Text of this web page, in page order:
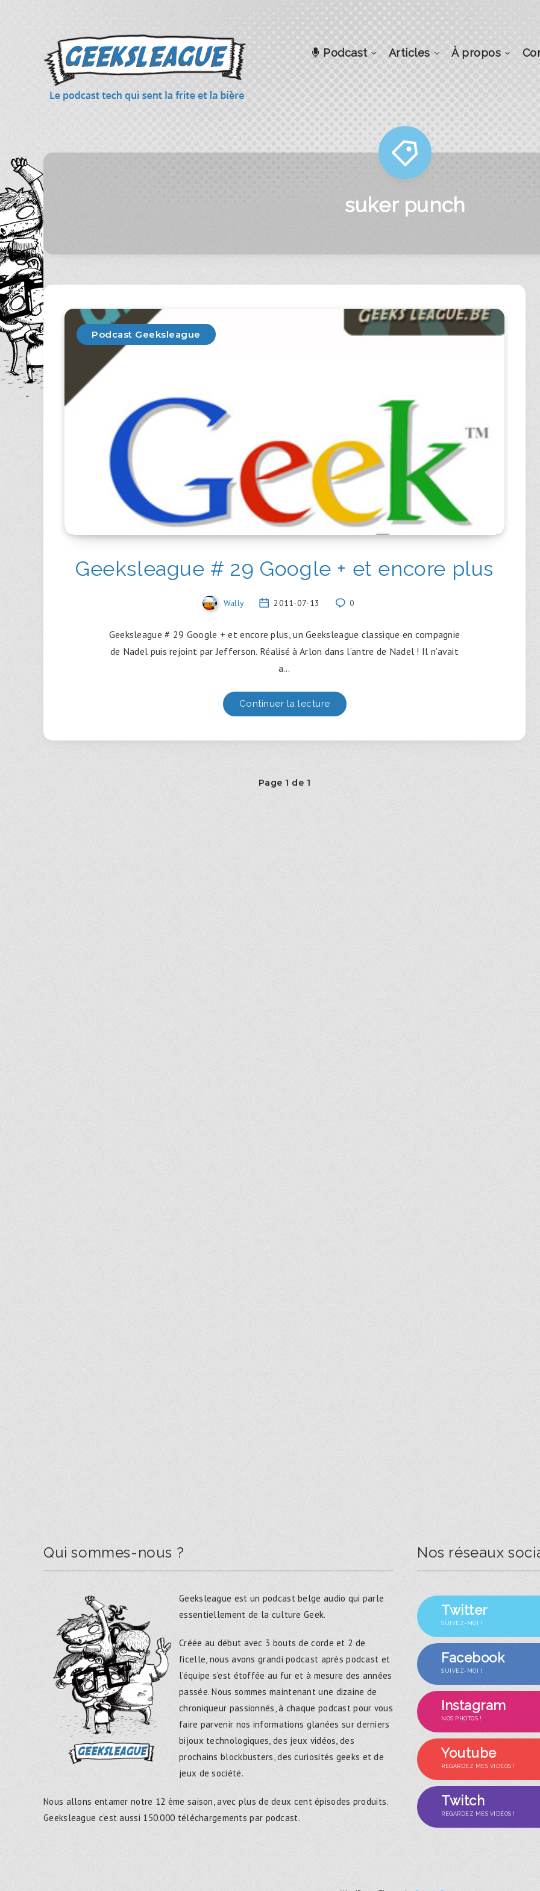
Podcast Articles À propos
suker punch
Podcast Geeksleague
Geeksleague # 29 Google + et encore plus
Wally 2011-07-13 0
Geeksleague # 29 Google + et encore plus, un Geeksleague classique en compagnie
de Nadel puis rejoint par Jefferson. Réalisé à Arlon dans l’antre de Nadel ! Il n’avait
a…
Continuer la lecture
Page 1 de 1
Qui sommes-nous ?
Geeksleague est un podcast belge audio qui parle
essentiellement de la culture Geek.
Créée au début avec 3 bouts de corde et 2 de
ficelle, nous avons grandi podcast après podcast et
l’équipe s’est étoffée au fur et à mesure des années
passée. Nous sommes maintenant une dizaine de
chroniqueur passionnés, à chaque podcast pour vous
faire parvenir nos informations glanées sur derniers
bijoux technologiques, des jeux vidéos, des
prochains blockbusters, des curiosités geeks et de
jeux de société.
Nous allons entamer notre 12 ème saison, avec plus de deux cent épisodes produits.
Geeksleague c’est aussi 150.000 téléchargements par podcast.
Nos réseaux
Twitter
SUIVEZ-MOI !
Facebook
SUIVEZ-MOI !
Instagram
NOS PHOTOS !
Youtube
REGARDEZ MES VIDÉOS !
Twitch
REGARDEZ MES VIDÉOS !